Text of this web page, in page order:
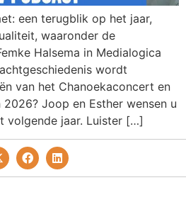
een terugblik op het jaar,
waaronder de
Halsema in Medialogica
wordt
van het Chanoekaconcert en
Joop en Esther wensen u
volgende jaar. Luister […]